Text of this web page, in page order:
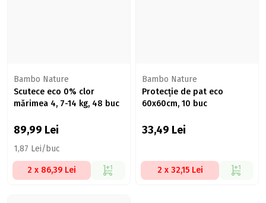
Bambo Nature
Scutece eco 0% clor
mărimea 4, 7-14 kg, 48 buc
89,99 Lei
1,87 Lei/buc
2 x 86,39 Lei
Bambo Nature
Protecție de pat eco
60x60cm, 10 buc
33,49 Lei
2 x 32,15 Lei